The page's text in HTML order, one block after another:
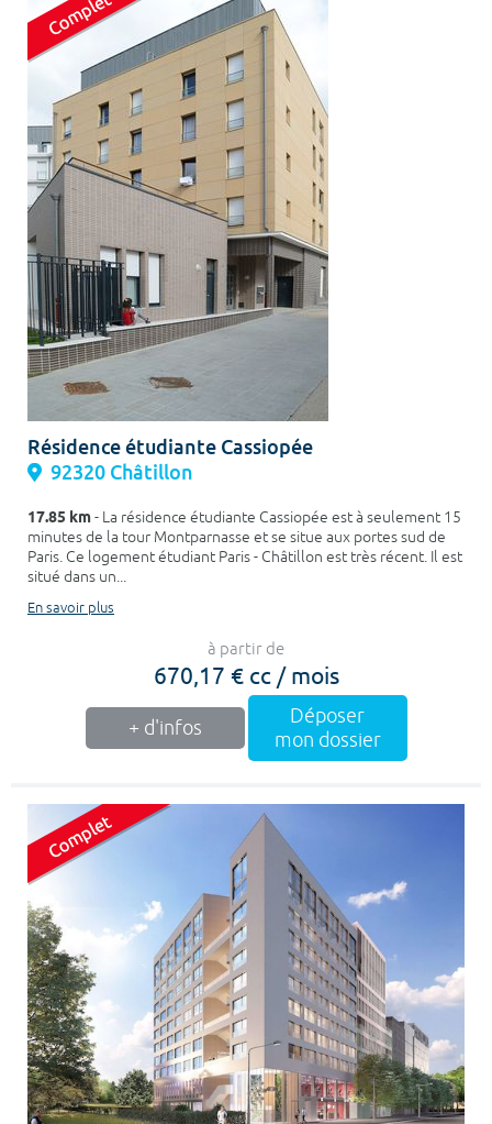
Résidence étudiante Cassiopée
92320 Châtillon
17.85 km- La résidence étudiante Cassiopée est à seulement 15
minutes de la tour Montparnasse et se situe aux portes sud de
Paris. Ce logement étudiant Paris - Châtillon est très récent. Il est
situé dans un...
En savoir plus
à partir de
670,17 € cc / mois
+ d'infos
Déposer
mon dossier